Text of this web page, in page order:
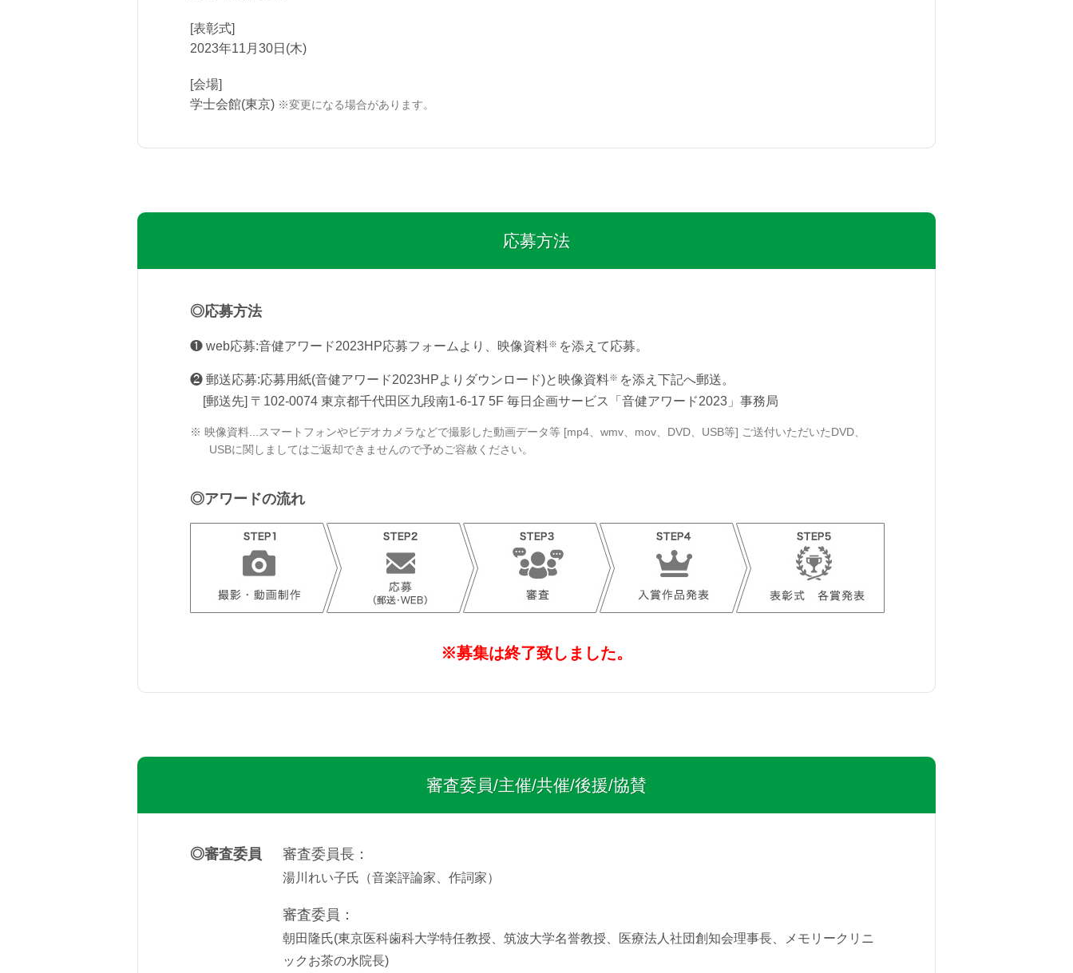
[表彰式]
2023年11月30日(木)
[会場]
学士会館(東京) ※変更になる場合があります。
応募方法
応募方法
❶ web応募:音健アワード2023HP応募フォームより、映像資料※ を添えて応募。
❷ 郵送応募:応募用紙(音健アワード2023HPよりダウンロード)と映像資料※ を添え下記へ郵送。
[郵送先] 〒102-0074 東京都千代田区九段南1-6-17 5F 毎日企画サービス「音健アワード2023」事務局
※ 映像資料...スマートフォンやビデオカメラなどで撮影した動画データ等 [mp4、wmv、mov、DVD、USB等] ご送付いただいたDVD、
USBに関しましてはご返却できませんので予めご容赦ください。
アワードの流れ
※募集は終了致しました。
審査委員/主催/共催/後援/協賛
審査委員 審査委員長：
湯川れい子氏（音楽評論家、作詞家）
審査委員：
朝田隆氏(東京医科歯科大学特任教授、筑波大学名誉教授、医療法人社団創知会理事長、メモリークリニ
ックお茶の水院長)